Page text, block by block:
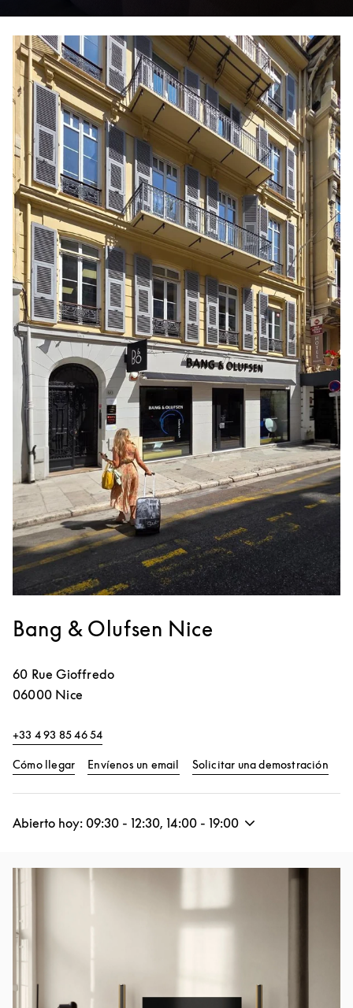
Bang & Olufsen Nice
60 Rue Gioffredo
06000 Nice
+33 4 93 85 46 54
Cómo llegarLink Opens in New Tab
Envíenos un email Solicitar una demostración
Abierto hoy: 09:30 - 12:30, 14:00 - 19:00
Imagen del evento